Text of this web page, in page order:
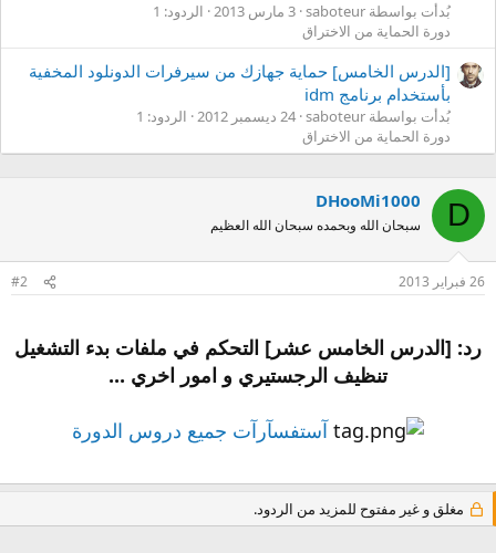
بُدأت بواسطة saboteur 3 مارس 2013
الردود: 1
دورة الحماية من الاختراق
[الدرس الخامس] حماية جهازك من سيرفرات الدونلود المخفية
بأستخدام برنامج idm
بُدأت بواسطة saboteur 24 ديسمبر 2012
الردود: 1
دورة الحماية من الاختراق
D
DHooMi1000
سبحان الله وبحمده سبحان الله العظيم
26 فبراير 2013 #2
رد: [الدرس الخامس عشر] التحكم في ملفات بدء التشغيل
تنظيف الرجستيري و امور اخري ...
آستفسآرآت جميع دروس الدورة
مغلق و غير مفتوح للمزيد من الردود.